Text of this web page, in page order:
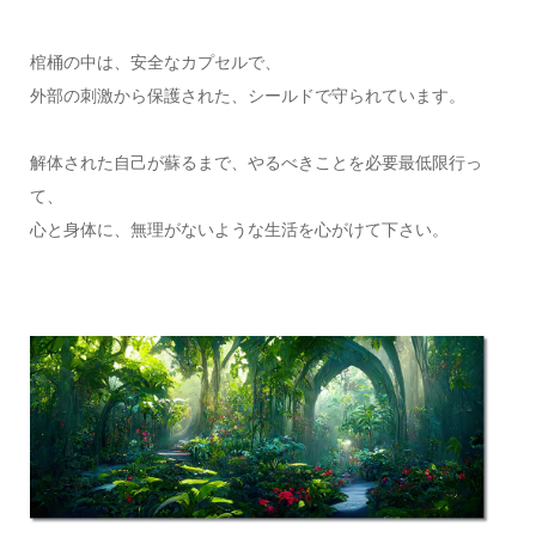
棺桶の中は、安全なカプセルで、
外部の刺激から保護された、シールドで守られています。
解体された自己が蘇るまで、やるべきことを必要最低限行っ
て、
心と身体に、無理がないような生活を心がけて下さい。